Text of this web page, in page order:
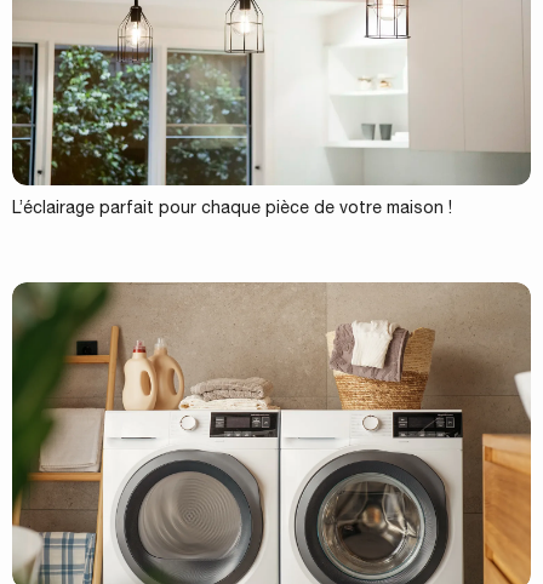
L’éclairage parfait pour chaque pièce de votre maison !